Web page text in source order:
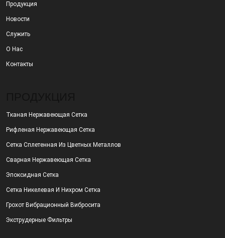
Продукция
Новости
Служить
О Нас
Контакты
Тканая Нержавеющая Сетка
Рифленая Нержавеющая Сетка
Сетка Сплетенная Из Цветных Металлов
Сварная Нержавеющая Сетка
Эпоксидная Сетка
Сетка Никелевая И Нихром Сетка
Грохот Вибрационный Вибросита
Экструдерные Фильтры